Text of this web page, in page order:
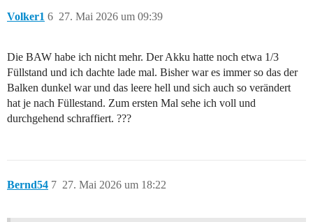
Volker1 27. Mai 2026 um 09:39
6
Die BAW habe ich nicht mehr. Der Akku hatte noch etwa 1/3
Füllstand und ich dachte lade mal. Bisher war es immer so das der
Balken dunkel war und das leere hell und sich auch so verändert
hat je nach Füllestand. Zum ersten Mal sehe ich voll und
durchgehend schraffiert. ???
Bernd54 27. Mai 2026 um 18:22
7